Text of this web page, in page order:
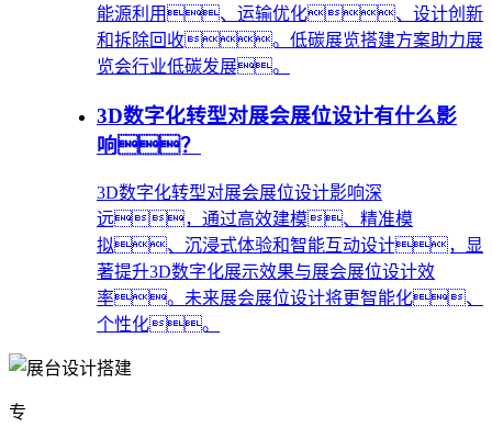
能源利用、运输优化、设计创新
和拆除回收。低碳展览搭建方案助力展
览会行业低碳发展。
3D数字化转型对展会展位设计有什么影
响？
3D数字化转型对展会展位设计影响深
远，通过高效建模、精准模
拟、沉浸式体验和智能互动设计，显
著提升3D数字化展示效果与展会展位设计效
率。未来展会展位设计将更智能化、
个性化。
专